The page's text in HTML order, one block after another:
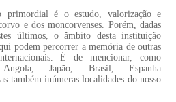
primordial é o estudo, valorização e
e dos moncorvenses. Porém, dadas
últimos, o âmbito desta instituição
podem percorrer a memória de outras
É de mencionar, como
Angola, Japão, Brasil, Espanha
também inúmeras localidades do nosso